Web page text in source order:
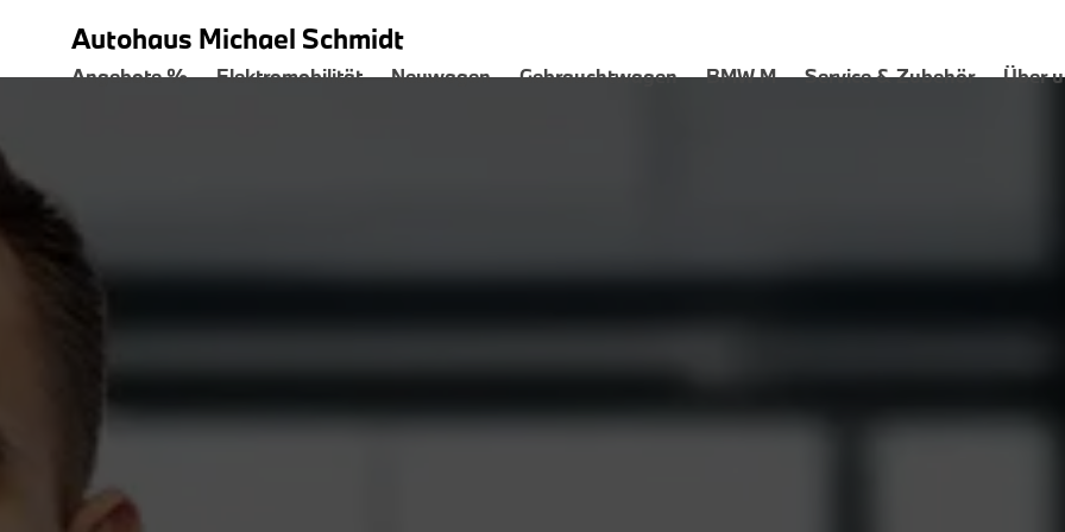
Autohaus Michael Schmidt
Angebote % Elektromobilität Neuwagen Gebrauchtwagen BMW M Service & Zubehör Über